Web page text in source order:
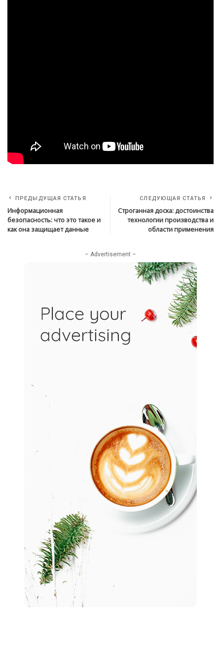
ПРЕДЫДУЩАЯ СТАТЬЯ
Информационная
безопасность: что это такое и
как она защищает данные
СЛЕДУЮЩАЯ СТАТЬЯ
Строганная доска: достоинства
технологии производства и
области применения
– Advertisement –